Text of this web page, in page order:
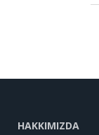
HAKKIMIZDA